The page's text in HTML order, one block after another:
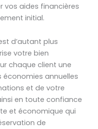
vos aides financières
initial.
d’autant plus
votre bien
chaque client une
annuelles
et de votre
en toute confiance
et économique qui
de